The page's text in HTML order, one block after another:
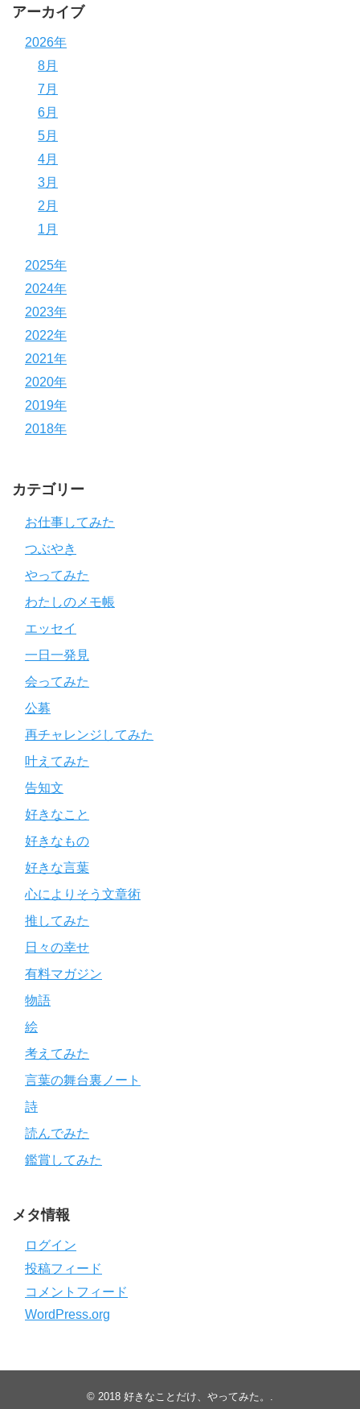
アーカイブ
2026年
8月
7月
6月
5月
4月
3月
2月
1月
2025年
2024年
2023年
2022年
2021年
2020年
2019年
2018年
カテゴリー
お仕事してみた
つぶやき
やってみた
わたしのメモ帳
エッセイ
一日一発見
会ってみた
公募
再チャレンジしてみた
叶えてみた
告知文
好きなこと
好きなもの
好きな言葉
心によりそう文章術
推してみた
日々の幸せ
有料マガジン
物語
絵
考えてみた
言葉の舞台裏ノート
詩
読んでみた
鑑賞してみた
メタ情報
ログイン
投稿フィード
コメントフィード
WordPress.org
© 2018 好きなことだけ、やってみた。